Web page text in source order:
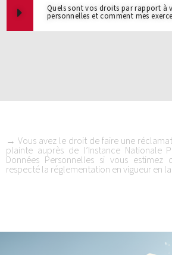
Quels sont vos droits par rapport à
personnelles et comment mes
→ Vous avez le droit de faire une
plainte auprès de l’Instance Nationale
Données Personnelles si vous estimez
respecté la réglementation en vigueur en